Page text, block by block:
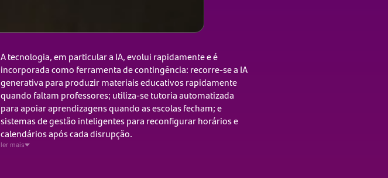
A tecnologia, em particular a IA, evolui rapidamente e é
incorporada como ferramenta de contingência: recorre-se a IA
generativa para produzir materiais educativos rapidamente
quando faltam professores; utiliza-se tutoria automatizada
para apoiar aprendizagens quando as escolas fecham; e
sistemas de gestão inteligentes para reconfigurar horários e
calendários após cada disrupção.
ler mais